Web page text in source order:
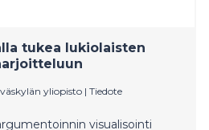
tukea lukiolaisten
yliopisto | Tiedote
visualisointi